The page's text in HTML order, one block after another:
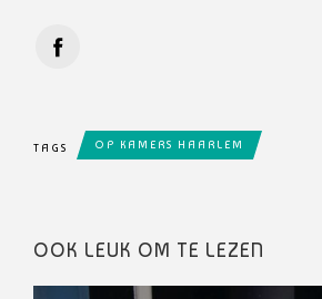
TAGS OP KAMERS HAARLEM
OOK LEUK OM TE LEZEN